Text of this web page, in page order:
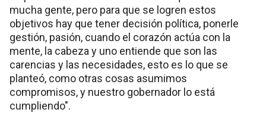
mucha gente, pero para que se logren estos
objetivos hay que tener decisión política, ponerle
gestión, pasión, cuando el corazón actúa con la
mente, la cabeza y uno entiende que son las
carencias y las necesidades, esto es lo que se
planteó, como otras cosas asumimos
compromisos, y nuestro gobernador lo está
cumpliendo".